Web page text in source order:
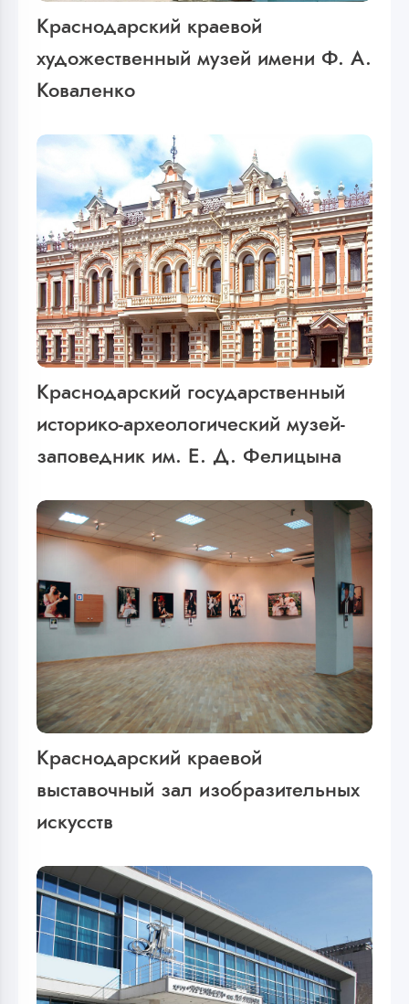
Краснодарский краевой
художественный музей имени Ф. А.
Коваленко
Краснодарский государственный
историко-археологический музей-
заповедник им. Е. Д. Фелицына
Краснодарский краевой
выставочный зал изобразительных
искусств